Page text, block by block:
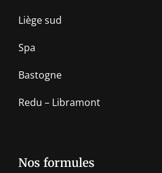
Liège sud
Spa
Bastogne
Redu – Libramont
Nos formules